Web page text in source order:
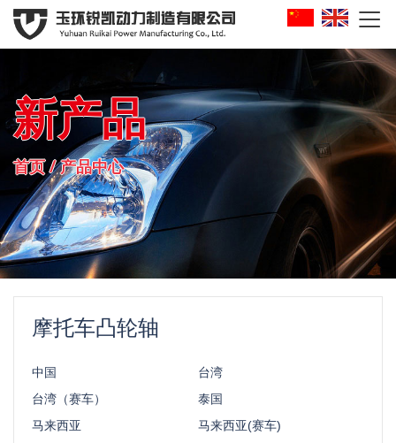

新产品
首页 / 产品中心
摩托车凸轮轴
中国
台湾
台湾（赛车）
泰国
马来西亚
马来西亚(赛车)